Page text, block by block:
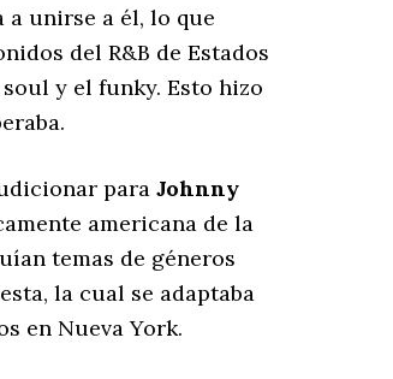
unirse a él, lo que
del R&B de Estados
y el funky. Esto hizo
para Johnny
americana de la
temas de géneros
la cual se adaptaba
en Nueva York.